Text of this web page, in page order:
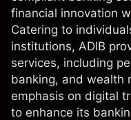
financial innovation
Catering to
institutions, ADIB
services, including
banking, and wealth
emphasis on digital
to enhance its